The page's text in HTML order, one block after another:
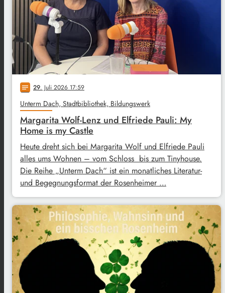
notes 29. Juli 2026 17:59
Unterm Dach, Stadtbibliothek, Bildungswerk
Margarita Wolf-Lenz und Elfriede Pauli: My
Home is my Castle
Heute dreht sich bei Margarita Wolf und Elfriede Pauli
alles ums Wohnen – vom Schloss bis zum Tinyhouse.
Die Reihe „Unterm Dach“ ist ein monatliches Literatur-
und Begegnungsformat der Rosenheimer …